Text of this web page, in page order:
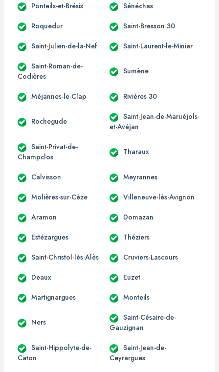
Ponteils-et-Brésis Sénéchas
Roquedur Saint-Bresson 30
Saint-Julien-de-la-Nef Saint-Laurent-le-Minier
Saint-Roman-de-
Codières
Sumène
Méjannes-le-Clap Rivières 30
Rochegude
Saint-Jean-de-Maruéjols-
et-Avéjan
Saint-Privat-de-
Champclos
Tharaux
Calvisson Meyrannes
Molières-sur-Cèze Villeneuve-lès-Avignon
Aramon Domazan
Estézargues Théziers
Saint-Christol-lès-Alès Cruviers-Lascours
Deaux Euzet
Martignargues Monteils
Ners
Saint-Césaire-de-
Gauzignan
Saint-Hippolyte-de-
Caton
Saint-Jean-de-
Ceyrargues